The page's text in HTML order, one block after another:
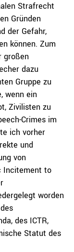
Strafrecht
Gründen
der Gefahr,
können. Zum
großen
dazu
Gruppe zu
wenn ein
Zivilisten zu
Crimes im
ich vorher
und
von
Incitement to
worden
des ICTR,
Statut des